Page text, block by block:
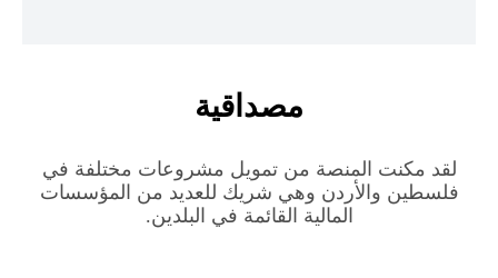
مصداقية
لقد مكنت المنصة من تمويل مشروعات مختلفة في
فلسطين والأردن وهي شريك للعديد من المؤسسات
المالية القائمة في البلدين.